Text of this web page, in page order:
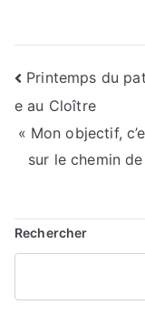
de
l’article
Printemps du
e au Cloître
« Mon objectif,
sur le chemin
Rechercher